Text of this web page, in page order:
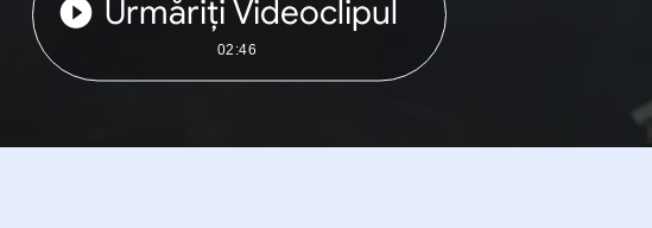
Urmăriți Videoclipul
02:46